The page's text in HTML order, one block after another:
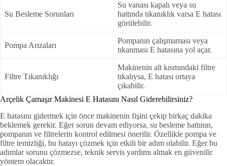
Su Besleme Sorunları
Su vanası kapalı veya su
hattında tıkanıklık varsa E hatası
görülebilir.
Pompa Arızaları
Pompanın çalışmaması veya
tıkanması E hatasına yol açar.
Filtre Tıkanıklığı
Makinenin alt kısmındaki filtre
tıkalıysa, E hatası ortaya
çıkabilir.
Arçelik Çamaşır Makinesi E Hatasını Nasıl Giderebilirsiniz?
E hatasını gidermek için önce makinenin fişini çekip birkaç dakika
beklemek gerekir. Eğer sorun devam ediyorsa, su besleme hattının,
pompanın ve filtrelerin kontrol edilmesi önerilir. Özellikle pompa ve
filtre temizliği, bu hatayı çözmek için etkili bir adım olabilir. Eğer bu
adımlar sorunu çözmezse, teknik servis yardımı almak en güvenilir
yöntem olacaktır.